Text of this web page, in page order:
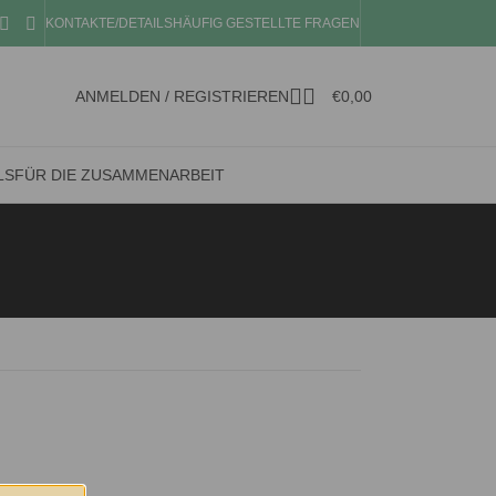
KONTAKTE/DETAILSHÄUFIG GESTELLTE FRAGEN
ANMELDEN / REGISTRIEREN €0,00
FÜR DIE ZUSAMMENARBEIT